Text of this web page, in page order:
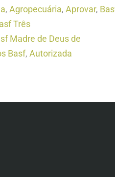
,Agropecuária,Aprovar,
Três
Madre de Deus de
Basf,Autorizada